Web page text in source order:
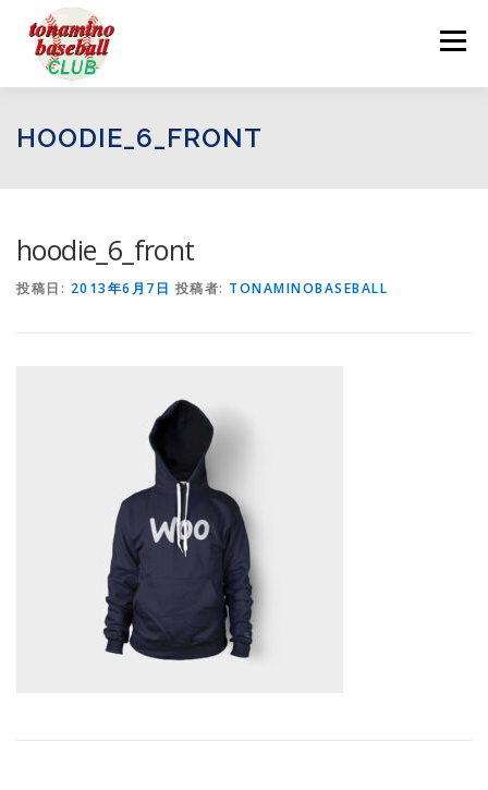
メニュー
ログイン お問い合わせ
HOODIE_6_FRONT
hoodie_6_front
投稿日: 2013年6月7日 投稿者: TONAMINOBASEBALL